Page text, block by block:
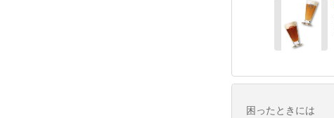
困ったときには